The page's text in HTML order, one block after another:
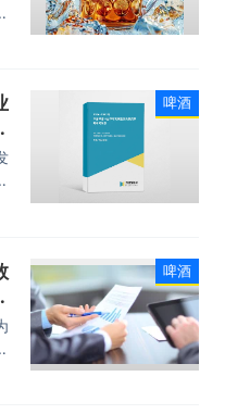
啤酒
啤酒